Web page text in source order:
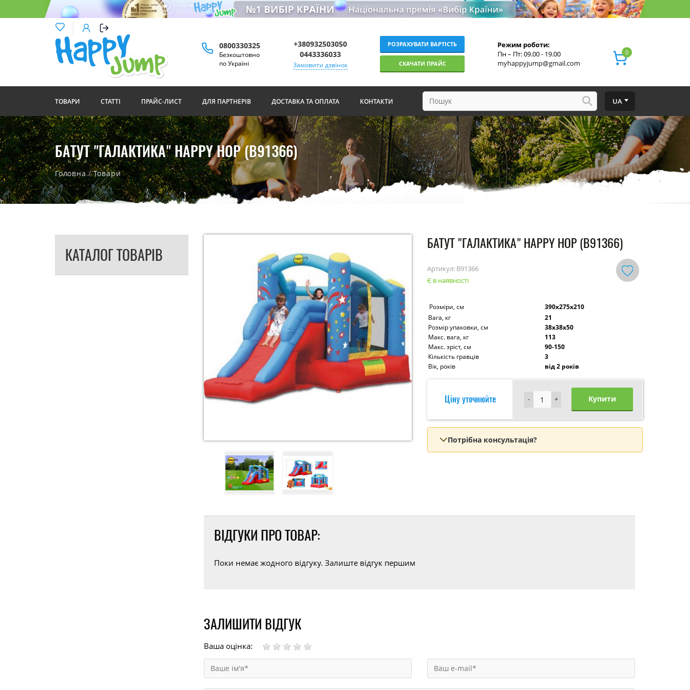
0800330325
Безкоштовно
по Україні
+380932503050
0443336033
Замовити дзвінок
РОЗРАХУВАТИ ВАРТІСТЬ
СКАЧАТИ ПРАЙС
Режим роботи:
Пн – Пт: 09.00 - 19.00
myhappyjump@gmail.com
0
ТОВАРИ СТАТТІ ПРАЙС-ЛИСТ ДЛЯ ПАРТНЕРІВ ДОСТАВКА ТА ОПЛАТА КОНТАКТИ UA
БАТУТ "ГАЛАКТИКА" HAPPY HOP (B91366)
Головна/Товари
КАТАЛОГ ТОВАРІВ
БАТУТ "ГАЛАКТИКА" HAPPY HOP (B91366)
Артикул: B91366
Є в наявності
Розміри, см
390х275х210
Вага, кг
21
Розмір упаковки, см
38х38х50
Макс. вага, кг
113
Макс. зріст, см
90-150
Кількість гравців
3
Вік, років
від 2 років
Ціну уточнюйте +
- +
- Купити
Потрібна консультація?
ВІДГУКИ ПРО ТОВАР:
Поки немає жодного відгуку. Залиште відгук першим
ЗАЛИШИТИ ВІДГУК
Ваша оцінка: